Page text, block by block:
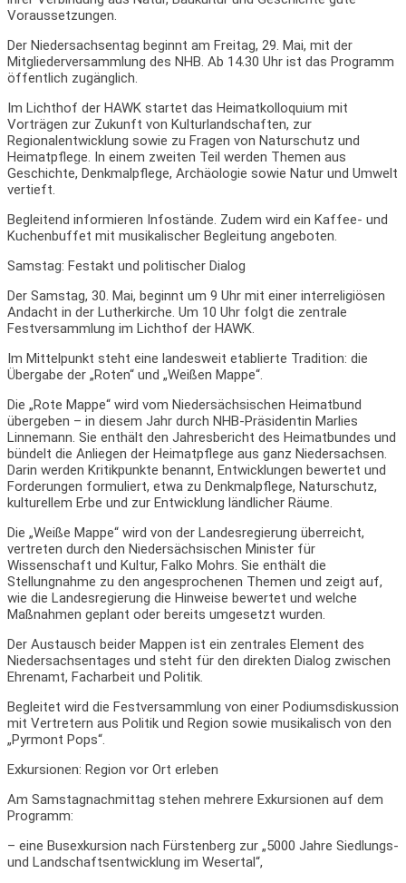
Voraussetzungen.
Der Niedersachsentag beginnt am Freitag, 29. Mai, mit der
Mitgliederversammlung des NHB. Ab 14.30 Uhr ist das Programm
öffentlich zugänglich.
Im Lichthof der HAWK startet das Heimatkolloquium mit
Vorträgen zur Zukunft von Kulturlandschaften, zur
Regionalentwicklung sowie zu Fragen von Naturschutz und
Heimatpflege. In einem zweiten Teil werden Themen aus
Geschichte, Denkmalpflege, Archäologie sowie Natur und Umwelt
vertieft.
Begleitend informieren Infostände. Zudem wird ein Kaffee- und
Kuchenbuffet mit musikalischer Begleitung angeboten.
Samstag: Festakt und politischer Dialog
Der Samstag, 30. Mai, beginnt um 9 Uhr mit einer interreligiösen
Andacht in der Lutherkirche. Um 10 Uhr folgt die zentrale
Festversammlung im Lichthof der HAWK.
Im Mittelpunkt steht eine landesweit etablierte Tradition: die
Übergabe der „Roten“ und „Weißen Mappe“.
Die „Rote Mappe“ wird vom Niedersächsischen Heimatbund
übergeben – in diesem Jahr durch NHB-Präsidentin Marlies
Linnemann. Sie enthält den Jahresbericht des Heimatbundes und
bündelt die Anliegen der Heimatpflege aus ganz Niedersachsen.
Darin werden Kritikpunkte benannt, Entwicklungen bewertet und
Forderungen formuliert, etwa zu Denkmalpflege, Naturschutz,
kulturellem Erbe und zur Entwicklung ländlicher Räume.
Die „Weiße Mappe“ wird von der Landesregierung überreicht,
vertreten durch den Niedersächsischen Minister für
Wissenschaft und Kultur, Falko Mohrs. Sie enthält die
Stellungnahme zu den angesprochenen Themen und zeigt auf,
wie die Landesregierung die Hinweise bewertet und welche
Maßnahmen geplant oder bereits umgesetzt wurden.
Der Austausch beider Mappen ist ein zentrales Element des
Niedersachsentages und steht für den direkten Dialog zwischen
Ehrenamt, Facharbeit und Politik.
Begleitet wird die Festversammlung von einer Podiumsdiskussion
mit Vertretern aus Politik und Region sowie musikalisch von den
„Pyrmont Pops“.
Exkursionen: Region vor Ort erleben
Am Samstagnachmittag stehen mehrere Exkursionen auf dem
Programm:
– eine Busexkursion nach Fürstenberg zur „5000 Jahre Siedlungs-
und Landschaftsentwicklung im Wesertal“,